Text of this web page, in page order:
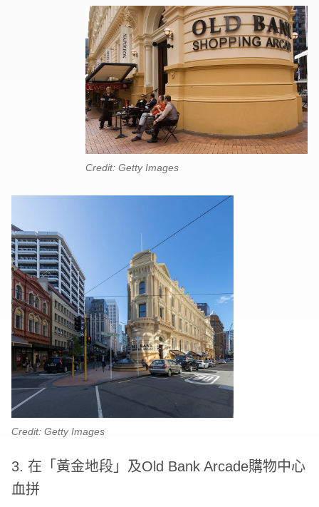
Credit: Getty Images
Credit: Getty Images
3. 在「黃金地段」及Old Bank Arcade購物中心
血拼